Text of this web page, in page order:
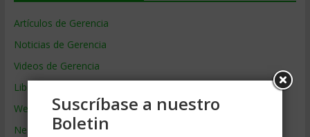
Artículos de Gerencia
Noticias de Gerencia
Videos de Gerencia
Libros de Gerencia
Webs de Gerencia
Negocios por País
Suscríbase a nuestro
Boletin